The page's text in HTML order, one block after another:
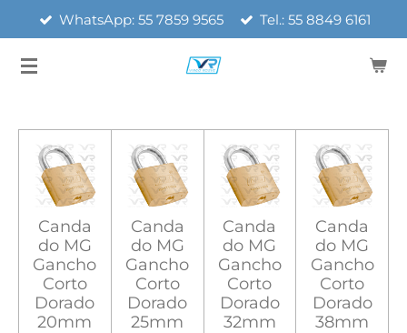
contenido
WhatsApp: 55 7859 9565 Tel.: 55 8849 6161
Canda
do MG
Gancho
Corto
Dorado
20mm
Canda
do MG
Gancho
Corto
Dorado
25mm
Canda
do MG
Gancho
Corto
Dorado
32mm
Canda
do MG
Gancho
Corto
Dorado
38mm